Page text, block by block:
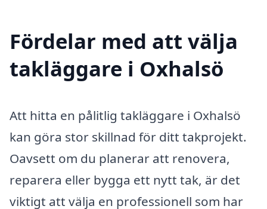
Fördelar med att välja
takläggare i Oxhalsö
Att hitta en pålitlig takläggare i Oxhalsö
kan göra stor skillnad för ditt takprojekt.
Oavsett om du planerar att renovera,
reparera eller bygga ett nytt tak, är det
viktigt att välja en professionell som har